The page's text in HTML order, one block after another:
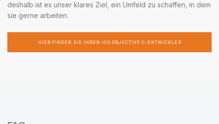
deshalb ist es unser klares Ziel, ein Umfeld zu schaffen, in dem
sie gerne arbeiten.
HIER FINDEN SIE IHREN IOS OBJECTIVE C-ENTWICKLER